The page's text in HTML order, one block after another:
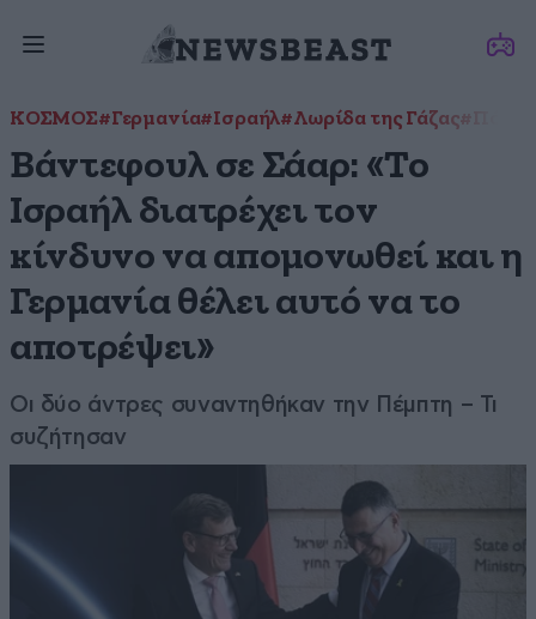
ΚΟΣΜΟΣ#Γερμανία#Ισραήλ#Λωρίδα της Γάζας
Βάντεφουλ σε Σάαρ: «Το
Ισραήλ διατρέχει τον
κίνδυνο να απομονωθεί και η
Γερμανία θέλει αυτό να το
αποτρέψει»
Οι δύο άντρες συναντηθήκαν την Πέμπτη – Τι
συζήτησαν